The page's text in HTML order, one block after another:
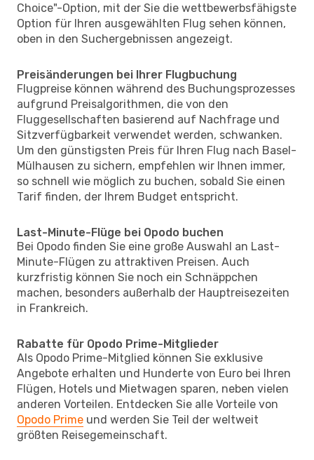
Choice"-Option, mit der Sie die wettbewerbsfähigste
Option für Ihren ausgewählten Flug sehen können,
oben in den Suchergebnissen angezeigt.
Preisänderungen bei Ihrer Flugbuchung
Flugpreise können während des Buchungsprozesses
aufgrund Preisalgorithmen, die von den
Fluggesellschaften basierend auf Nachfrage und
Sitzverfügbarkeit verwendet werden, schwanken.
Um den günstigsten Preis für Ihren Flug nach Basel-
Mülhausen zu sichern, empfehlen wir Ihnen immer,
so schnell wie möglich zu buchen, sobald Sie einen
Tarif finden, der Ihrem Budget entspricht.
Last-Minute-Flüge bei Opodo buchen
Bei Opodo finden Sie eine große Auswahl an Last-
Minute-Flügen zu attraktiven Preisen. Auch
kurzfristig können Sie noch ein Schnäppchen
machen, besonders außerhalb der Hauptreisezeiten
in Frankreich.
Rabatte für Opodo Prime-Mitglieder
Als Opodo Prime-Mitglied können Sie exklusive
Angebote erhalten und Hunderte von Euro bei Ihren
Flügen, Hotels und Mietwagen sparen, neben vielen
anderen Vorteilen. Entdecken Sie alle Vorteile von
Opodo Prime und werden Sie Teil der weltweit
größten Reisegemeinschaft.